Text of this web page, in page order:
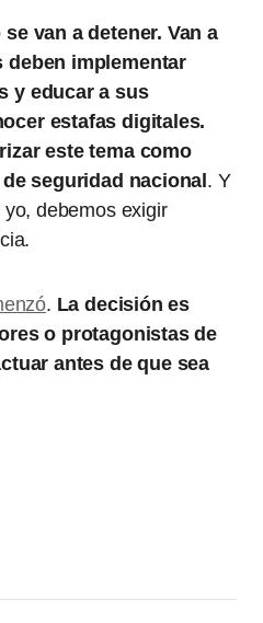
se van a detener. Van a
deben implementar
y educar a sus
estafas digitales.
este tema como
seguridad nacional . Y
debemos exigir
. La decisión es
o protagonistas de
antes de que sea